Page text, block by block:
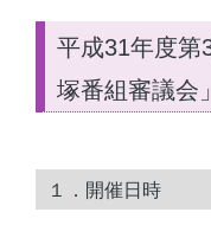
平成31年度第
塚番組審議会
１．開催日時